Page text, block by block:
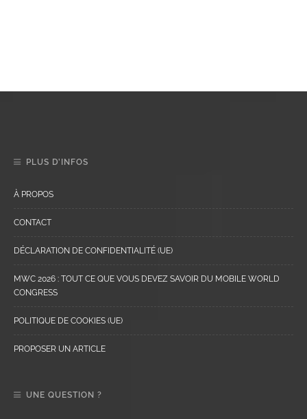
PLUS D’INFOS
À PROPOS
CONTACT
DÉCLARATION DE CONFIDENTIALITÉ (UE)
MWC 2026 : TOUT CE QUE VOUS DEVEZ SAVOIR DU MOBILE WORLD
CONGRESS
POLITIQUE DE COOKIES (UE)
PROPOSER UN ARTICLE
UNE QUESTION ?